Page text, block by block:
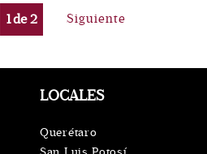
1de2 Siguiente
LOCALES
Querétaro